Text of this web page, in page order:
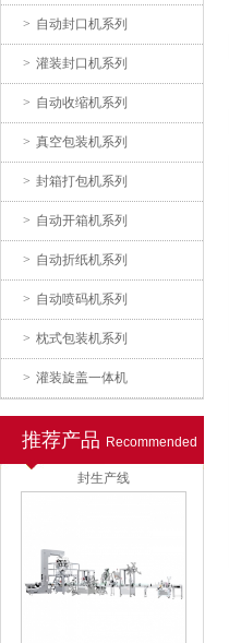
> 自动封口机系列
> 灌装封口机系列
> 自动收缩机系列
> 真空包装机系列
> 封箱打包机系列
> 自动开箱机系列
> 自动折纸机系列
> 自动喷码机系列
> 枕式包装机系列
> 灌装旋盖一体机
推荐产品 Recommended
滴眼液灌装流水线
玻璃瓶液体的洗、烘、灌、
封生产线